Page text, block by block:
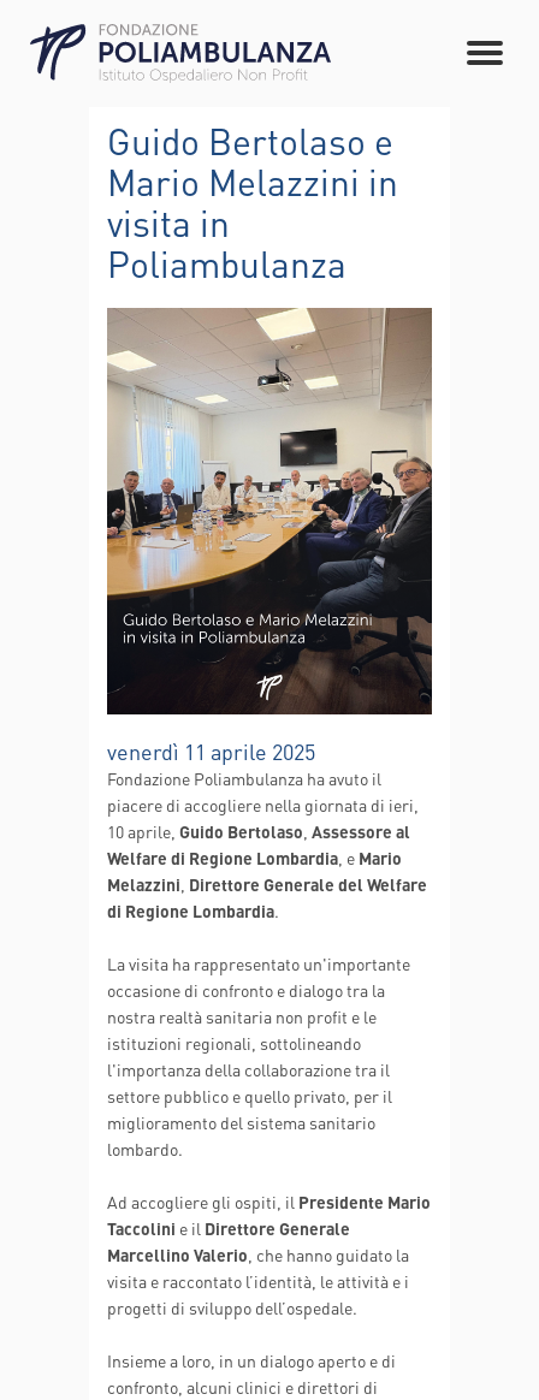
Guido Bertolaso e
Mario Melazzini in
visita in
Poliambulanza
venerdì 11 aprile 2025
Fondazione Poliambulanza ha avuto il
piacere di accogliere nella giornata di ieri,
10 aprile, Guido Bertolaso Assessore al
Welfare di Regione Lombardia , e Mario
Melazzini Direttore Generale del Welfare
di Regione Lombardia
La visita ha rappresentato un'importante
occasione di confronto e dialogo tra la
nostra realtà sanitaria non profit e le
istituzioni regionali, sottolineando
l'importanza della collaborazione tra il
settore pubblico e quello privato, per il
miglioramento del sistema sanitario
lombardo.
Ad accogliere gli ospiti, il Presidente Mario
Taccolini e il Direttore Generale
Marcellino Valerio , che hanno guidato la
visita e raccontato l’identità, le attività e i
progetti di sviluppo dell’ospedale.
Insieme a loro, in un dialogo aperto e di
confronto, alcuni clinici e direttori di